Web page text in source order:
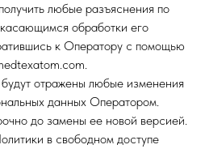
любые разъяснения по
обработки его
к Оператору с помощью
отражены любые изменения
данных Оператором.
до замены ее новой версией.
в свободном доступе